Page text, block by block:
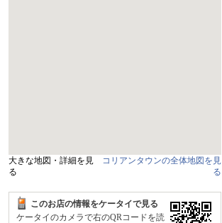
大きな地図・詳細を見
る
コリアンタウンの全体地図を見
る
このお店の情報をケータイで見る
ケータイのカメラで右のQRコードを読